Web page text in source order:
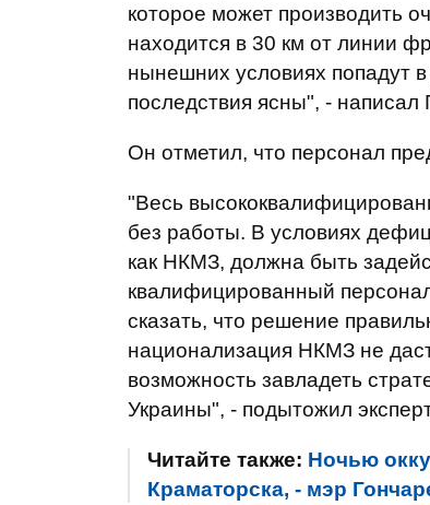
которое может производить
находится в 30 км от линии
нынешних условиях попадут в
последствия ясны", - написал
Он отметил, что персонал
"Весь
без работы. В условиях
как НКМЗ, должна быть
квалифицированный
сказать, что решение
национализация НКМЗ не
возможность завладеть
Украины", - подытожил
Читайте также: Ночью
Краматорска, - мэр